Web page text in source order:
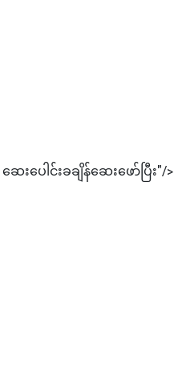
ပေါင်းခချိန်ဆေးဖော်ပြီး"/>
ာ်မင်းထွန်းပြောကြား